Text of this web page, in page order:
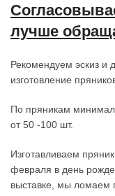
лучше
Рекомендуем эскиз и
изготовление
По пряникам
от 50 -100 шт.
Изготавливаем
февраля в день
выставке, мы ломаем